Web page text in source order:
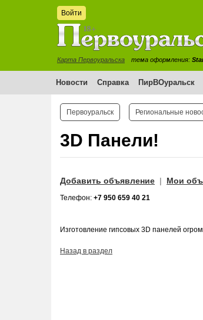
Войти
Карта Первоуральска тема оформления:
Новости Справка ПирВОуральск
Первоуральск Региональные
3D Панели!
Добавить объявление Мои
Телефон: +7 950 659 40 21
Изготовление гипсовых 3D панелей
Назад в раздел